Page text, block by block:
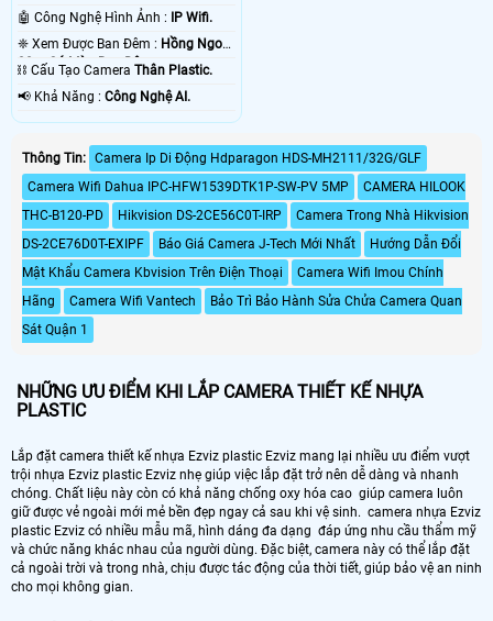
🤖️ Công Nghệ Hình Ảnh : IP Wifi.
❈ Xem Được Ban Đêm : Hồng Ngoại
30m Có Màu Ban Ðêm.
⛓ Cấu Tạo Camera Thân Plastic.
️📢 Khả Năng : Công Nghệ AI.
Thông Tin: Camera Ip Di Động Hdparagon HDS-MH2111/32G/GLF
Camera Wifi Dahua IPC-HFW1539DTK1P-SW-PV 5MP
CAMERA HILOOK
THC-B120-PD
Hikvision DS-2CE56C0T-IRP
Camera Trong Nhà Hikvision
DS-2CE76D0T-EXIPF
Báo Giá Camera J-Tech Mới Nhất
Hướng Dẫn Đổi
Mật Khẩu Camera Kbvision Trên Điện Thoại
Camera Wifi Imou Chính
Hãng
Camera Wifi Vantech
Bảo Trì Bảo Hành Sửa Chửa Camera Quan
Sát Quận 1
NHỮNG ƯU ĐIỂM KHI LẮP CAMERA THIẾT KẾ NHỰA
PLASTIC
Lắp đặt camera thiết kế nhựa Ezviz plastic Ezviz mang lại nhiều ưu điểm vượt
trội nhựa Ezviz plastic Ezviz nhẹ giúp việc lắp đặt trở nên dễ dàng và nhanh
chóng. Chất liệu này còn có khả năng chống oxy hóa cao giúp camera luôn
giữ được vẻ ngoài mới mẻ bền đẹp ngay cả sau khi vệ sinh. camera nhựa Ezviz
plastic Ezviz có nhiều mẫu mã, hình dáng đa dạng đáp ứng nhu cầu thẩm mỹ
và chức năng khác nhau của người dùng. Đặc biệt, camera này có thể lắp đặt
cả ngoài trời và trong nhà, chịu được tác động của thời tiết, giúp bảo vệ an ninh
cho mọi không gian.